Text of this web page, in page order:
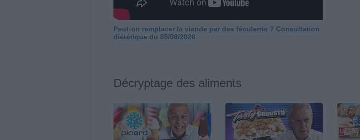
Peut-on remplacer la viande par des féculents ? Consultation
diététique du 05/08/2026
Décryptage des aliments